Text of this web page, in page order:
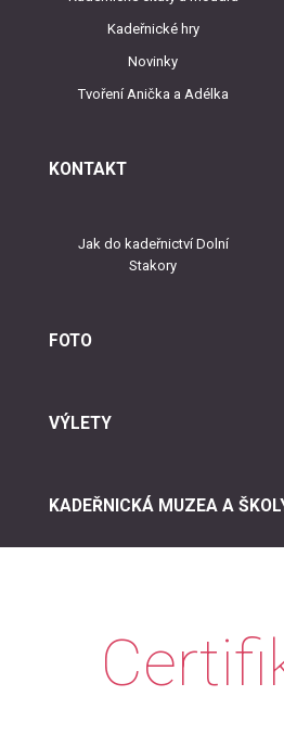
Kadeřnické hry
Novinky
Tvoření Anička a Adélka
KONTAKT
Jak do kadeřnictví Dolní
Stakory
FOTO
VÝLETY
KADEŘNICKÁ MUZEA A